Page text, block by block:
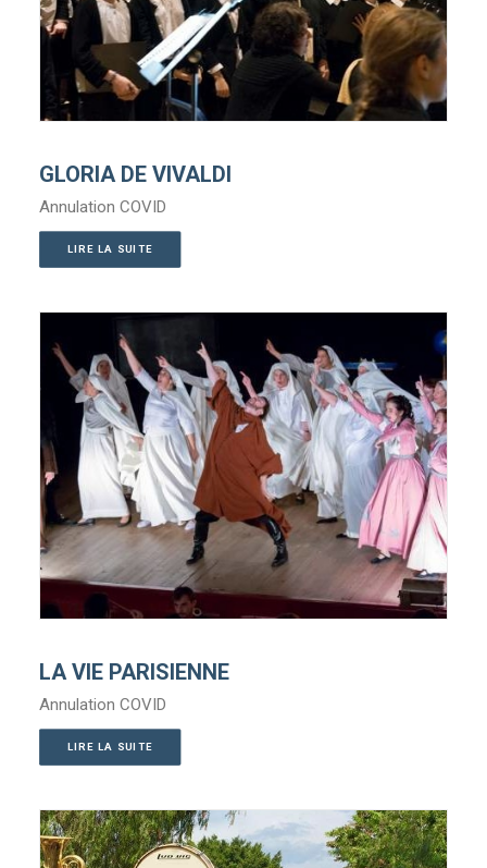
GLORIA DE VIVALDI
Annulation COVID
LIRE LA SUITE
LA VIE PARISIENNE
Annulation COVID
LIRE LA SUITE